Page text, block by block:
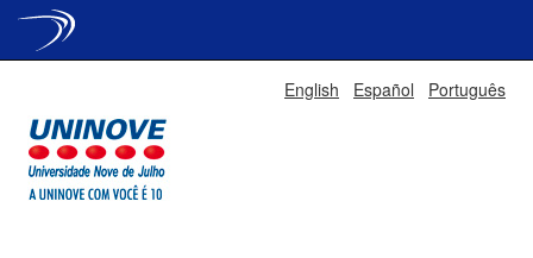
English Español Português